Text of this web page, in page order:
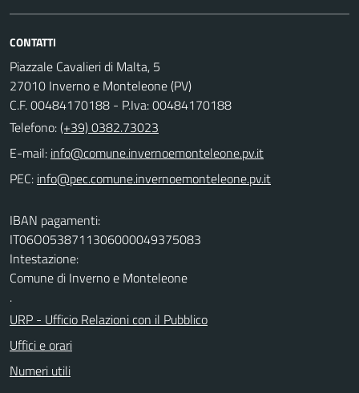
CONTATTI
Piazzale Cavalieri di Malta, 5
27010 Inverno e Monteleone (PV)
C.F. 00484170188 - P.Iva: 00484170188
Telefono:(+39) 0382.73023
E-mail:
PEC:
IBAN pagamenti:
IT06O0538711306000049375083
Intestazione:
Comune di Inverno e Monteleone
.
URP - Ufficio Relazioni con il Pubblico
Uffici e orari
Numeri utili